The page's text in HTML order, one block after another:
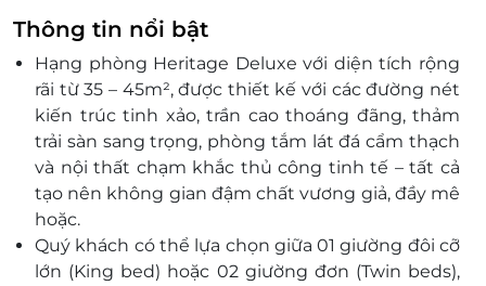
Thông tin nổi bật
Hạng phòng Heritage Deluxe với diện tích rộng
rãi từ35 – 45m², được thiết kế với các đường nét
kiến trúc tinh xảo, trần cao thoáng đãng, thảm
trải sàn sang trọng, phòng tắm lát đá cẩm thạch
và nội thất chạm khắc thủ công tinh tế – tất cả
tạo nên không gian đậm chất vương giả, đầy mê
hoặc.
Quý khách có thể lựa chọn giữa01 giường đôi cỡ
lớn (King bed) hoặc 02 giường đơn (Twin beds),